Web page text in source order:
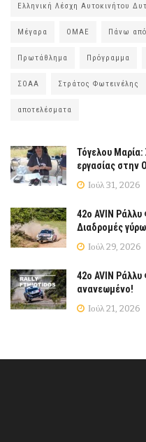
Ελληνική Λέσχη Αυτοκινήτου
Μέγαρα ΟΜΑΕ Πάνω
Πρωτάθλημα Πρόγραμμα
ΣΟΑΑ Στράτος Φωτεινέλης
αποτελέσματα
Τόγελου Μαρία:
εργασίας στην
Ιούλ 31, 2026
42ο AVIN Ράλλυ
Διαδρομές
Ιούλ 29, 2026
42ο AVIN Ράλλυ
ανανεωμένο!
Ιούλ 21, 2026